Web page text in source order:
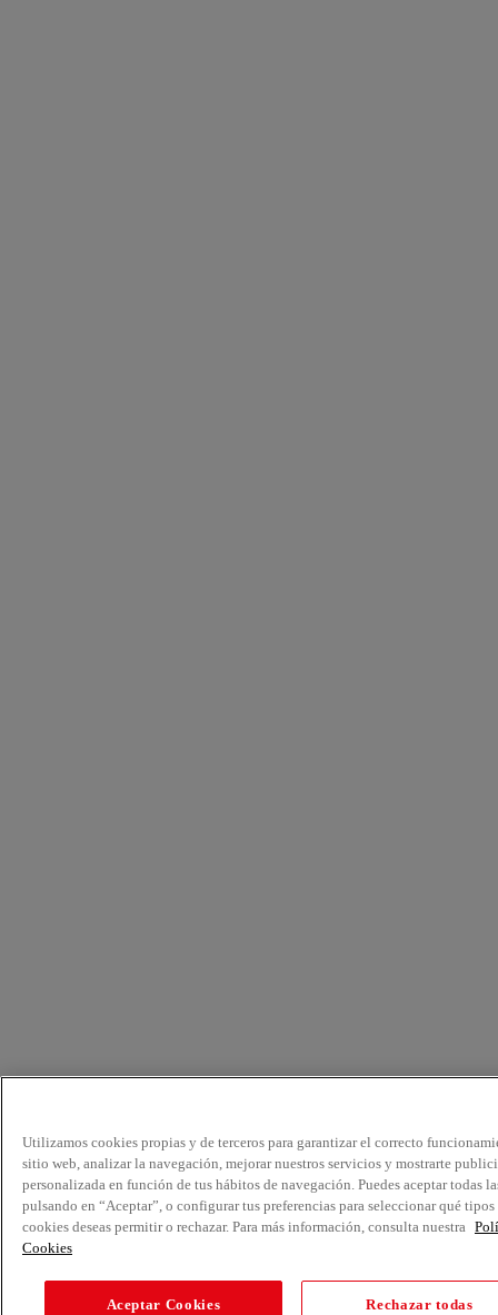
Utilizamos cookies propias y de terceros para garantizar el correcto
sitio web, analizar la navegación, mejorar nuestros servicios y mostrarte
personalizada en función de tus hábitos de navegación. Puedes aceptar todas
pulsando en “Aceptar”, o configurar tus preferencias para seleccionar qué tipos
cookies deseas permitir o rechazar. Para más información, consulta nuestra
Cookies
Aceptar Cookies Rechazar todas